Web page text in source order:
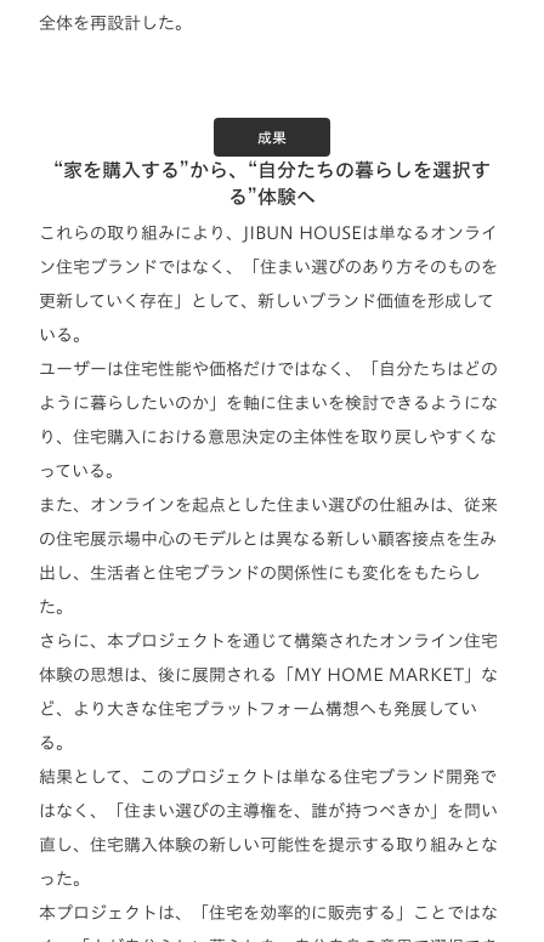
全体を再設計した。
成果
“家を購入する”から、“自分たちの暮らしを選択す
る”体験へ
これらの取り組みにより、JIBUN HOUSEは単なるオンライ
ン住宅ブランドではなく、「住まい選びのあり方そのものを
更新していく存在」として、新しいブランド価値を形成して
いる。
ユーザーは住宅性能や価格だけではなく、「自分たちはどの
ように暮らしたいのか」を軸に住まいを検討できるようにな
り、住宅購入における意思決定の主体性を取り戻しやすくな
っている。
また、オンラインを起点とした住まい選びの仕組みは、従来
の住宅展示場中心のモデルとは異なる新しい顧客接点を生み
出し、生活者と住宅ブランドの関係性にも変化をもたらし
た。
さらに、本プロジェクトを通じて構築されたオンライン住宅
体験の思想は、後に展開される「MY HOME MARKET」な
ど、より大きな住宅プラットフォーム構想へも発展してい
る。
結果として、このプロジェクトは単なる住宅ブランド開発で
はなく、「住まい選びの主導権を、誰が持つべきか」を問い
直し、住宅購入体験の新しい可能性を提示する取り組みとな
った。
本プロジェクトは、「住宅を効率的に販売する」ことではな